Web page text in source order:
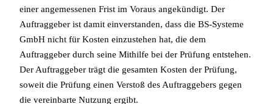
einer angemessenen Frist im Voraus angekündigt. Der
Auftraggeber ist damit einverstanden, dass die BS-Systeme
GmbH nicht für Kosten einzustehen hat, die dem
Auftraggeber durch seine Mithilfe bei der Prüfung entstehen.
Der Auftraggeber trägt die gesamten Kosten der Prüfung,
soweit die Prüfung einen Verstoß des Auftraggebers gegen
die vereinbarte Nutzung ergibt.